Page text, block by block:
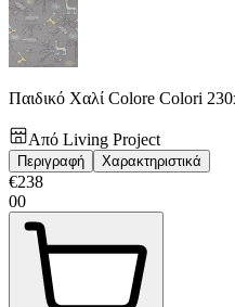
Παιδικό Χαλί Colore Colori
Από Living Project
Περιγραφή Χαρακτηριστικά
€238
00